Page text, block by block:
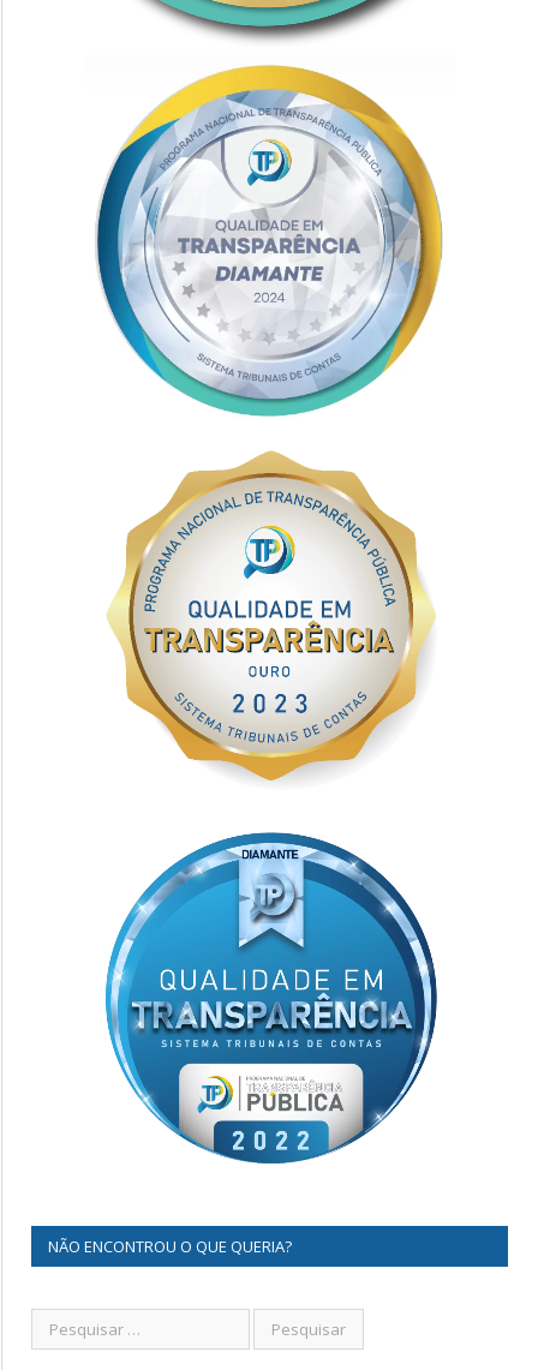
NÃO ENCONTROU O QUE QUERIA?